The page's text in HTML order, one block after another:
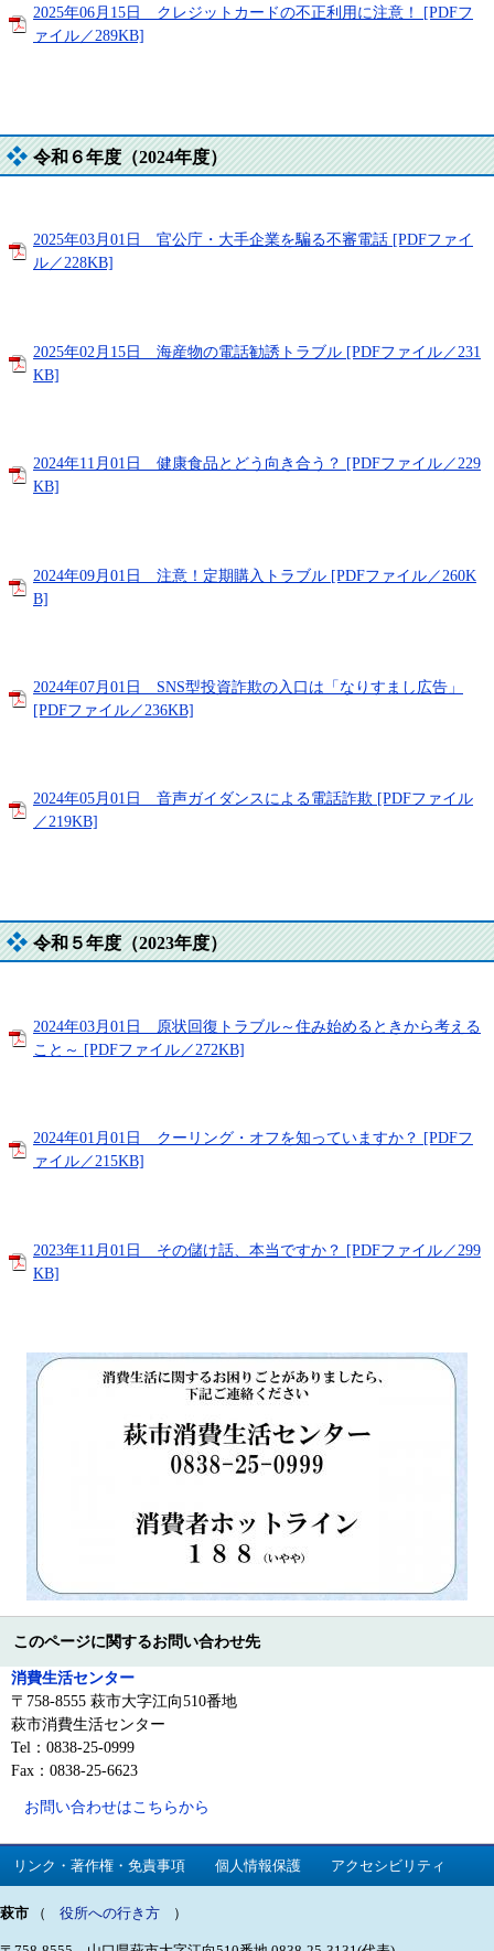
2025年06月15日 クレジットカードの不正利用に注意！ [PDFフ
ァイル／289KB]
令和６年度（2024年度）
2025年03月01日 官公庁・大手企業を騙る不審電話 [PDFファイ
ル／228KB]
2025年02月15日 海産物の電話勧誘トラブル [PDFファイル／231
KB]
2024年11月01日 健康食品とどう向き合う？ [PDFファイル／229
KB]
2024年09月01日 注意！定期購入トラブル [PDFファイル／260K
B]
2024年07月01日 SNS型投資詐欺の入口は「なりすまし広告」
[PDFファイル／236KB]
2024年05月01日 音声ガイダンスによる電話詐欺 [PDFファイル
／219KB]
令和５年度（2023年度）
2024年03月01日 原状回復トラブル～住み始めるときから考える
こと～ [PDFファイル／272KB]
2024年01月01日 クーリング・オフを知っていますか？ [PDFフ
ァイル／215KB]
2023年11月01日 その儲け話、本当ですか？ [PDFファイル／299
KB]
このページに関するお問い合わせ先
消費生活センター
〒758-8555 萩市大字江向510番地
萩市消費生活センター
Tel：0838-25-0999
Fax：0838-25-6623
お問い合わせはこちらから
リンク・著作権・免責事項 個人情報保護 アクセシビリティ
萩市 （ 役所への行き方 ）